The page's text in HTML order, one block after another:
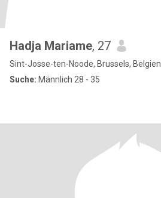
Hadja Mariame, 27
Sint-Josse-ten-Noode, Brussels, Belgien
Suche: Männlich 28 - 35